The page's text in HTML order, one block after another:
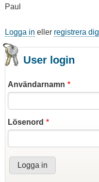
Paul
Logga in eller registrera dig
User login
Användarnamn
Lösenord